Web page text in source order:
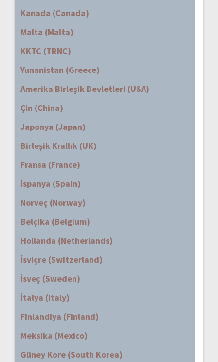
Kanada (Canada)
Malta (Malta)
KKTC (TRNC)
Yunanistan (Greece)
Amerika Birleşik Devletleri (USA)
Çin (China)
Japonya (Japan)
Birleşik Krallık (UK)
Fransa (France)
İspanya (Spain)
Norveç (Norway)
Belçika (Belgium)
Hollanda (Netherlands)
İsviçre (Switzerland)
İsveç (Sweden)
İtalya (Italy)
Finlandiya (Finland)
Meksika (Mexico)
Güney Kore (South Korea)